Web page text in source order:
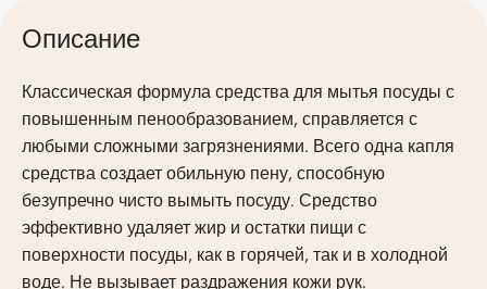
Описание
Классическая формула средства для мытья посуды с
повышенным пенообразованием, справляется с
любыми сложными загрязнениями. Всего одна капля
средства создает обильную пену, способную
безупречно чисто вымыть посуду. Средство
эффективно удаляет жир и остатки пищи с
поверхности посуды, как в горячей, так и в холодной
воде. Не вызывает раздражения кожи рук.